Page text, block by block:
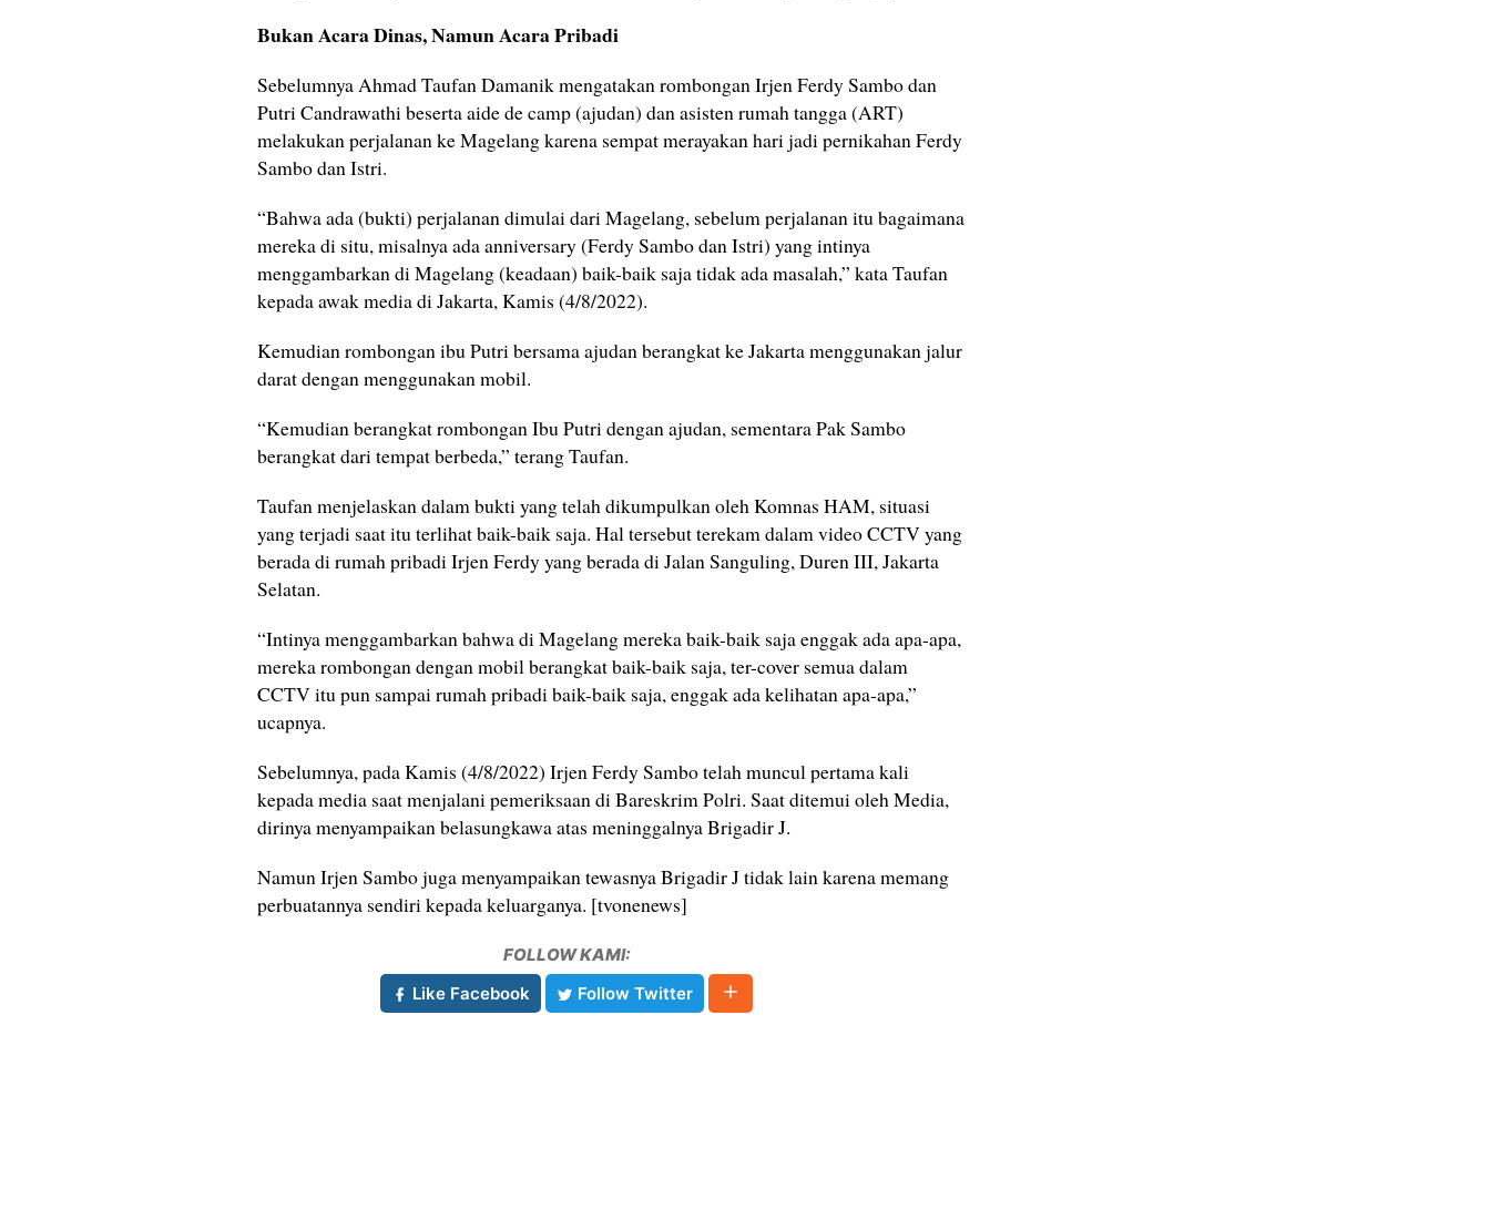
Bukan Acara Dinas, Namun Acara Pribadi
Sebelumnya Ahmad Taufan Damanik mengatakan rombongan Irjen Ferdy Sambo dan
Putri Candrawathi beserta aide de camp (ajudan) dan asisten rumah tangga (ART)
melakukan perjalanan ke Magelang karena sempat merayakan hari jadi pernikahan Ferdy
Sambo dan Istri.
“Bahwa ada (bukti) perjalanan dimulai dari Magelang, sebelum perjalanan itu bagaimana
mereka di situ, misalnya ada anniversary (Ferdy Sambo dan Istri) yang intinya
menggambarkan di Magelang (keadaan) baik-baik saja tidak ada masalah,” kata Taufan
kepada awak media di Jakarta, Kamis (4/8/2022).
Kemudian rombongan ibu Putri bersama ajudan berangkat ke Jakarta menggunakan jalur
darat dengan menggunakan mobil.
“Kemudian berangkat rombongan Ibu Putri dengan ajudan, sementara Pak Sambo
berangkat dari tempat berbeda,” terang Taufan.
Taufan menjelaskan dalam bukti yang telah dikumpulkan oleh Komnas HAM, situasi
yang terjadi saat itu terlihat baik-baik saja. Hal tersebut terekam dalam video CCTV yang
berada di rumah pribadi Irjen Ferdy yang berada di Jalan Sanguling, Duren III, Jakarta
Selatan.
“Intinya menggambarkan bahwa di Magelang mereka baik-baik saja enggak ada apa-apa,
mereka rombongan dengan mobil berangkat baik-baik saja, ter-cover semua dalam
CCTV itu pun sampai rumah pribadi baik-baik saja, enggak ada kelihatan apa-apa,”
ucapnya.
Sebelumnya, pada Kamis (4/8/2022) Irjen Ferdy Sambo telah muncul pertama kali
kepada media saat menjalani pemeriksaan di Bareskrim Polri. Saat ditemui oleh Media,
dirinya menyampaikan belasungkawa atas meninggalnya Brigadir J.
Namun Irjen Sambo juga menyampaikan tewasnya Brigadir J tidak lain karena memang
perbuatannya sendiri kepada keluarganya. [tvonenews]
FOLLOW KAMI:
Like Facebook
Follow Twitter